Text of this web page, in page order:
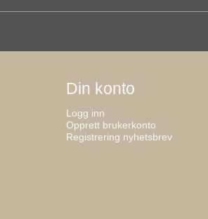
Din konto
Logg inn
Opprett brukerkonto
Registrering nyhetsbrev